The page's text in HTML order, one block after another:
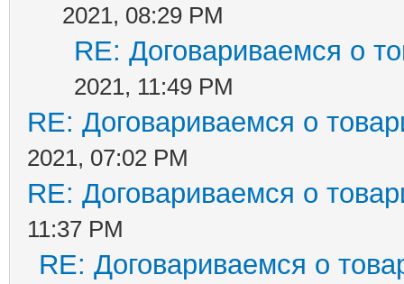
2021, 08:29 PM
RE: Договариваемся о
2021, 11:49 PM
RE: Договариваемся о
2021, 07:02 PM
RE: Договариваемся о
11:37 PM
RE: Договариваемся о